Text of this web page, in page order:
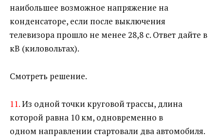
наибольшее возможное напряжение на
конденсаторе, если после выключения
телевизора прошло не менее 28,8 с. Ответ дайте в
кВ (киловольтах).
Смотреть решение.
11.Из одной точки круговой трассы, длина
которой равна 10 км, одновременно в
одном направлении стартовали два автомобиля.